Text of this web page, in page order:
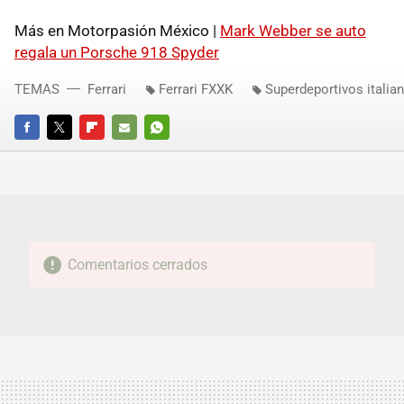
Más en Motorpasión México | Mark Webber se auto
regala un Porsche 918 Spyder
FACEBOOKTWITTERFLIPBOARD
E-
WHATSAPP
TEMAS Ferrari Ferrari FXXK Superdeportivos
Comentarios cerrados